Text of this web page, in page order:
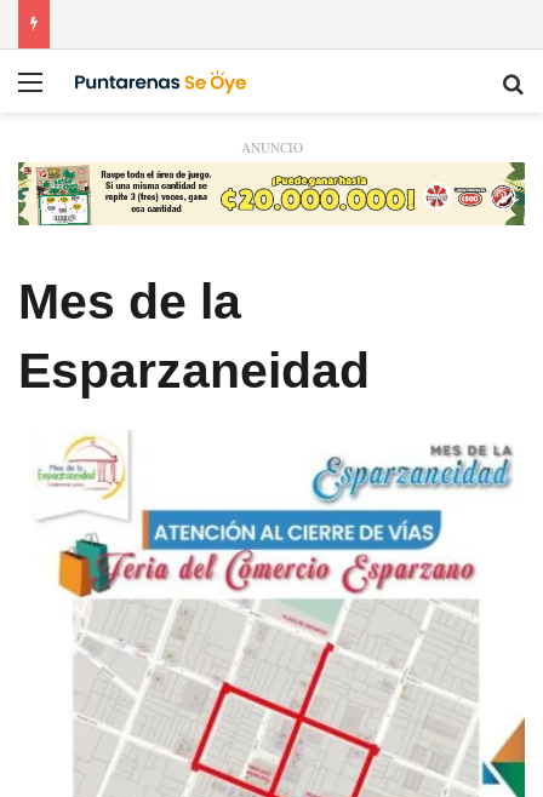
Menú
ANUNCIO
Mes de la
Esparzaneidad